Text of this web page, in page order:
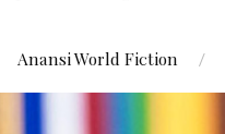
Anansi World Fiction